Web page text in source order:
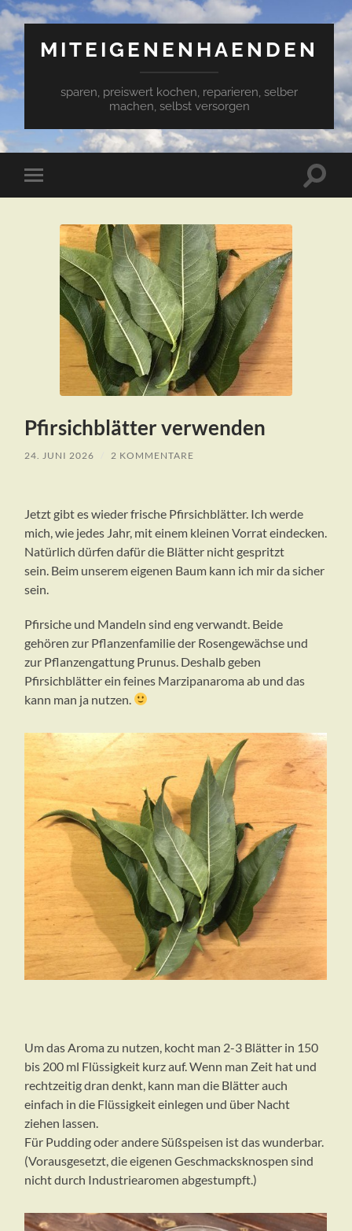
MITEIGENENHAENDEN
sparen, preiswert kochen, reparieren, selber
machen, selbst versorgen
Mobile-
Menü
Pfirsichblätter verwenden
24. JUNI 2026 2 KOMMENTARE
Jetzt gibt es wieder frische Pfirsichblätter. Ich werde
mich, wie jedes Jahr, mit einem kleinen Vorrat eindecken.
Natürlich dürfen dafür die Blätter nicht gespritzt
sein. Beim unserem eigenen Baum kann ich mir da sicher
sein.
Pfirsiche und Mandeln sind eng verwandt. Beide
gehören zur Pflanzenfamilie der Rosengewächse und
zur Pflanzengattung Prunus. Deshalb geben
Pfirsichblätter ein feines Marzipanaroma ab und das
kann man ja nutzen.
Um das Aroma zu nutzen, kocht man 2-3 Blätter in 150
bis 200 ml Flüssigkeit kurz auf. Wenn man Zeit hat und
rechtzeitig dran denkt, kann man die Blätter auch
einfach in die Flüssigkeit einlegen und über Nacht
ziehen lassen.
Für Pudding oder andere Süßspeisen ist das wunderbar.
(Vorausgesetzt, die eigenen Geschmacksknospen sind
nicht durch Industriearomen abgestumpft.)